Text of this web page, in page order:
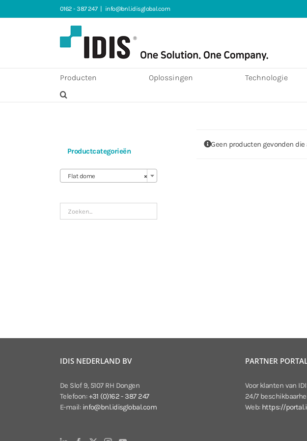
naar
0162 - 387 247 | info@bnl.idisglobal.com
Producten Oplossingen Technologie
Geen producten gevonden
Productcategorieën
×
Flat dome
IDIS NEDERLAND BV
De Slof 9, 5107 RH Dongen
Telefoon:+31 (0)162 - 387 247
E-mail: info@bnl.idisglobal.com
PARTNER
Voor klanten van
24/7
Web: https://